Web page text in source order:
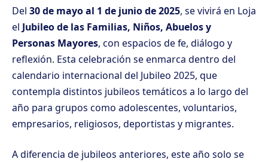
Del 30 de mayo al 1 de junio de 2025, se vivirá en Loja
el Jubileo de las Familias, Niños, Abuelos y
Personas Mayores, con espacios de fe, diálogo y
reflexión. Esta celebración se enmarca dentro del
calendario internacional del Jubileo 2025, que
contempla distintos jubileos temáticos a lo largo del
año para grupos como adolescentes, voluntarios,
empresarios, religiosos, deportistas y migrantes.
A diferencia de jubileos anteriores, este año solo se